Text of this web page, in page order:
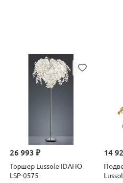
26 993 ₽
Торшер Lussole IDAHO
LSP-0575
14